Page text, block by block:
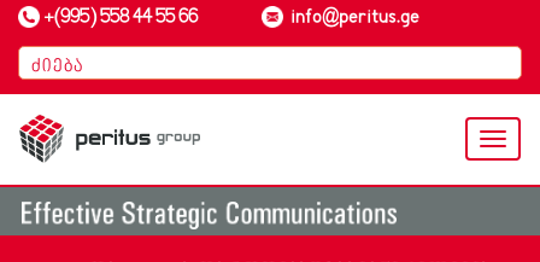
+(995) 558 44 55 66 info@peritus.ge